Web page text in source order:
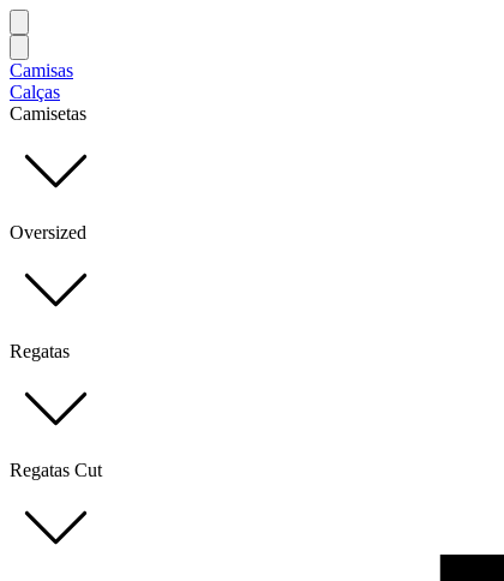
Camisas
Calças
Camisetas
Oversized
Regatas
Regatas Cut